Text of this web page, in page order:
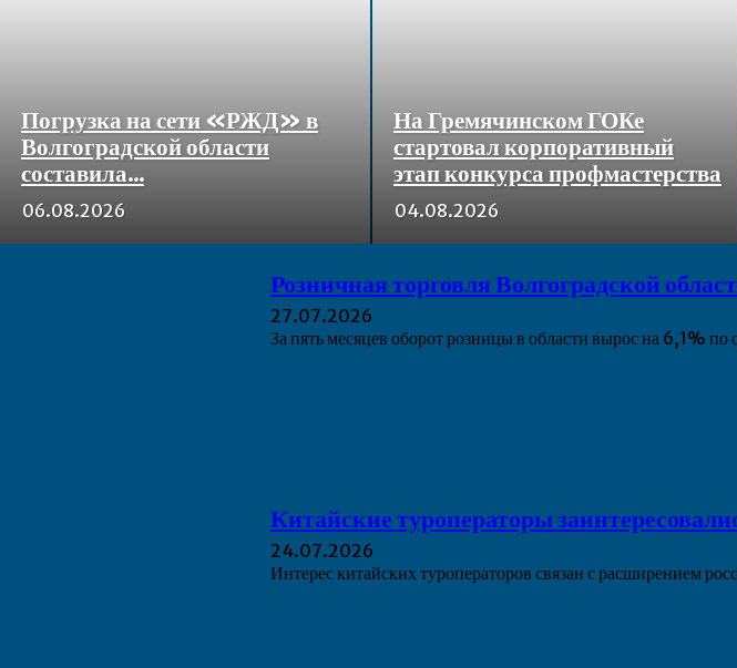
Погрузка на сети «РЖД» в
Волгоградской области
составила...
06.08.2026
На Гремячинском ГОКе
стартовал корпоративный
этап конкурса профмастерства
04.08.2026
Розничная торговля Волгоградской
27.07.2026
За пять месяцев оборот розницы в области вырос на 6,1%
Китайские туроператоры
24.07.2026
Интерес китайских туроператоров связан с расширением